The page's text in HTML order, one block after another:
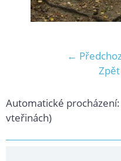
←
Automatické procházení:
vteřinách)